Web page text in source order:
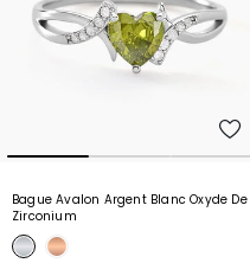
Bague Avalon Argent Blanc Oxyde De
Zirconium